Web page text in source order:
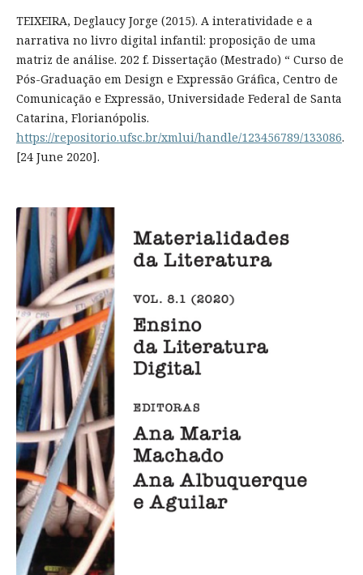
TEIXEIRA, Deglaucy Jorge (2015). A interatividade e a
narrativa no livro digital infantil: proposição de uma
matriz de análise. 202 f. Dissertação (Mestrado) “ Curso de
Pós-Graduação em Design e Expressão Gráfica, Centro de
Comunicação e Expressão, Universidade Federal de Santa
Catarina, Florianópolis.
https://repositorio.ufsc.br/xmlui/handle/123456789/133086.
[24 June 2020].